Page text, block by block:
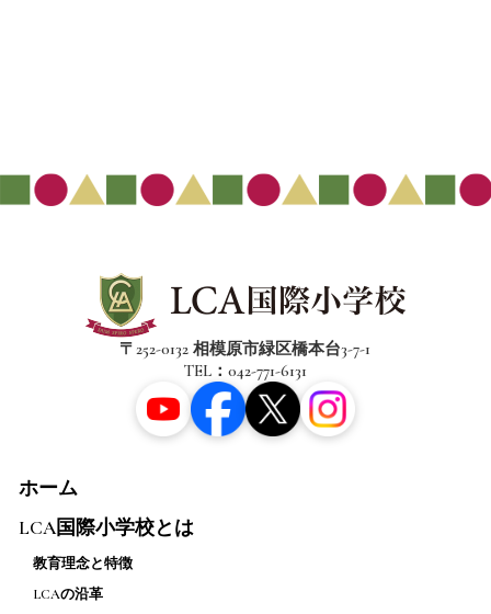
〒252-0132 相模原市緑区橋本台3-7-1
TEL：042-771-6131
ホーム
LCA国際小学校とは
教育理念と特徴
LCAの沿革